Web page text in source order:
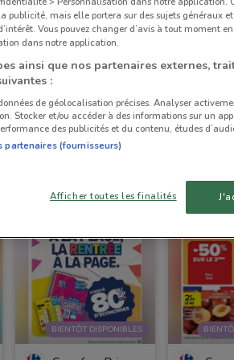
Carrefour Drive
Valable jusqu'au 07/09 2.5 km
BIENTÔT DISPONIBLES
publicité, mais elle portera sur des sujets généraux
Vous pouvez changer d’avis à tout moment
dans notre application.
ainsi que nos partenaires externes,
:
de géolocalisation précises. Analyser
Stocker et/ou accéder à des informations sur un
des publicités et du contenu, études
partenaires (fournisseurs)
Afficher toutes les finalités